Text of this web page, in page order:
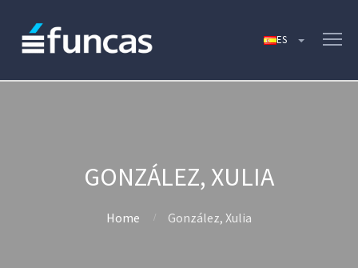
GONZÁLEZ, XULIA
Home González, Xulia